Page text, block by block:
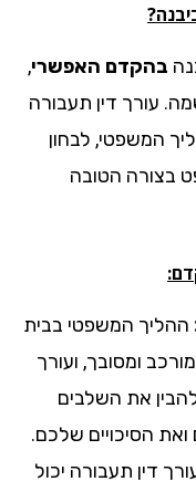
האפשרי,
דין תעבורה
לבחון
הטובה
המשפטי בבית
ומסובך, ועורך
את השלבים
הסיכויים שלכם.
תעבורה יכול